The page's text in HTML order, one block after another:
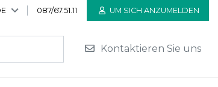
087/67.51.11 UM SICH ANZUMELDEN
Kontaktieren Sie uns